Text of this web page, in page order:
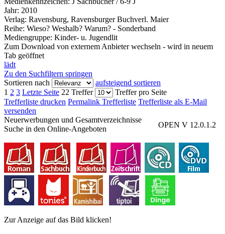
Jahr: 2010
Verlag: Ravensburg, Ravensburger Buchverl. Maier
Reihe: Wieso? Weshalb? Warum? - Sonderband
Mediengruppe: Kinder- u. Jugendlit
Zum Download von externem Anbieter wechseln - wird in neuem
Tab geöffnet
lädt
Zu den Suchfiltern springen
Sortieren nach
aufsteigend sortieren
1 2 3 Letzte Seite 22 Treffer
Treffer pro Seite
Trefferliste drucken Permalink Trefferliste Trefferliste als E-Mail
versenden
OPEN V 12.0.1.2
Neuerwerbungen und Gesamtverzeichnisse
Zur Anzeige auf das Bild klicken!
Suche in den Online-Angeboten